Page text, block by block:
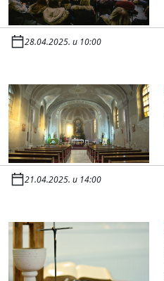
28.04.2025. u 10:00
21.04.2025. u 14:00